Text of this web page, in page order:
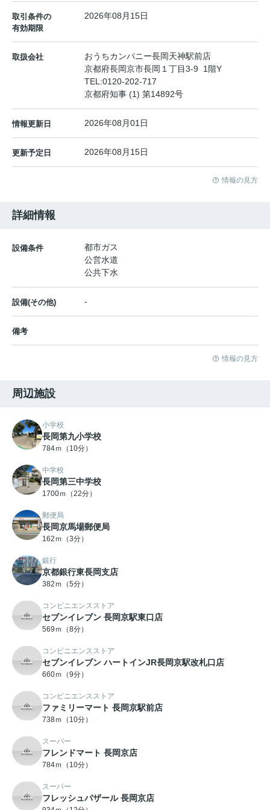
取引条件の
有効期限
2026年08月15日
取扱会社
おうちカンパニー長岡天神駅前店
京都府長岡京市長岡１丁目3-9 1階Y
TEL:0120-202-717
京都府知事 (1) 第14892号
情報更新日 2026年08月01日
更新予定日 2026年08月15日
情報の見方
詳細情報
設備条件
都市ガス
公営水道
公共下水
設備(その他) -
備考
情報の見方
周辺施設
小学校
長岡第九小学校
784ｍ（10分）
中学校
長岡第三中学校
1700ｍ（22分）
郵便局
長岡京馬場郵便局
162ｍ（3分）
銀行
京都銀行東長岡支店
382ｍ（5分）
コンビニエンスストア
セブンイレブン 長岡京駅東口店
569ｍ（8分）
コンビニエンスストア
セブンイレブン ハートインJR長岡京駅改札口店
660ｍ（9分）
コンビニエンスストア
ファミリーマート 長岡京駅前店
738ｍ（10分）
スーパー
フレンドマート 長岡京店
784ｍ（10分）
スーパー
フレッシュバザール 長岡京店